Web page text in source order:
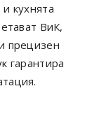
кухнята
ВиК,
прецизен
гарантира